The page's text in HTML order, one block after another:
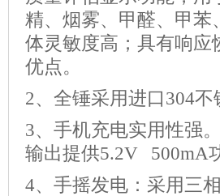
精、烟雾、甲醛、甲苯
体灵敏度高；具有响应
优点。
2、全锤采用进口304不
3、手机充电实用性强
输出提供5.2V 500mA
4、手摇发电：采用三